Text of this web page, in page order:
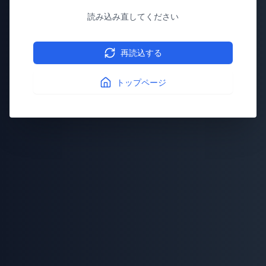
読み込み直してください
再読込する
トップページ